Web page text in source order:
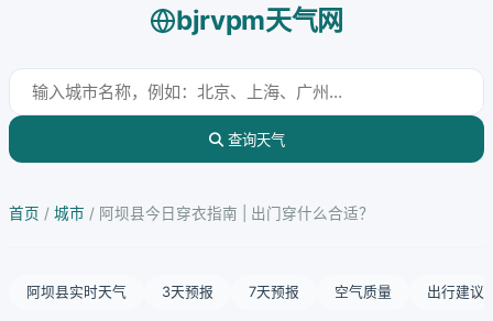
bjrvpm天气网
查询天气
首页 / 城市 / 阿坝县今日穿衣指南 | 出门穿什么合适？
阿坝县实时天气 3天预报 7天预报 空气质量 出行建议